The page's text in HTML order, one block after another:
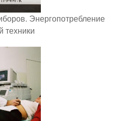
Энергопотребление
техники